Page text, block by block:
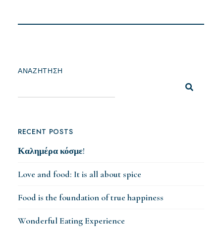
ΑΝΑΖΉΤΗΣΗ
RECENT POSTS
Καλημέρα κόσμε!
Love and food: It is all about spice
Food is the foundation of true happiness
Wonderful Eating Experience